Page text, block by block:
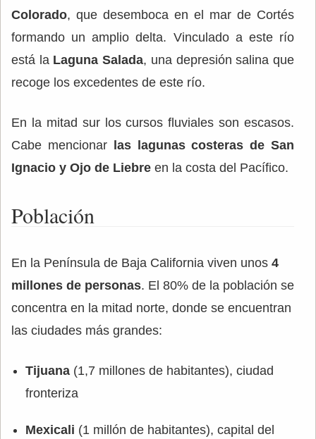
Colorado, que desemboca en el mar de Cortés
formando un amplio delta. Vinculado a este río
está la Laguna Salada, una depresión salina que
recoge los excedentes de este río.
En la mitad sur los cursos fluviales son escasos.
Cabe mencionar las lagunas costeras de San
Ignacio y Ojo de Liebre en la costa del Pacífico.
Población
En la Península de Baja California viven unos 4
millones de personas. El 80% de la población se
concentra en la mitad norte, donde se encuentran
las ciudades más grandes:
Tijuana (1,7 millones de habitantes), ciudad
fronteriza
Mexicali (1 millón de habitantes), capital del